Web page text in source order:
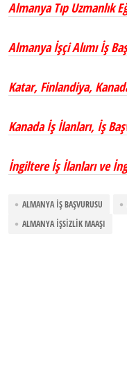
Almanya Tıp Uzmanlık
Almanya İşçi Alımı İş
Katar, Finlandiya,
Kanada İş İlanları, İş
İngiltere İş İlanları ve
ALMANYA İŞ BAŞVURUSU
ALMANYA IŞSIZLIK MAAŞI